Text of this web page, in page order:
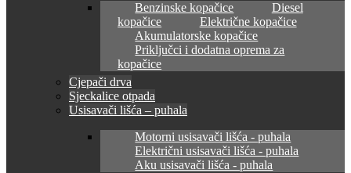
Benzinske kopačice
Diesel
kopačice
Električne kopačice
Akumulatorske kopačice
Priključci i dodatna oprema za
kopačice
Cjepači drva
Sjeckalice otpada
Usisavači lišća – puhala
Motorni usisavači lišća - puhala
Električni usisavači lišća - puhala
Aku usisavači lišća - puhala